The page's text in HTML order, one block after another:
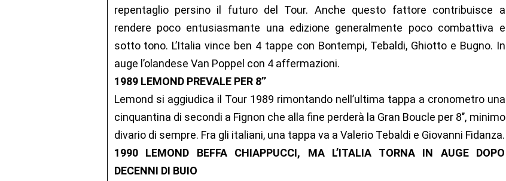
repentaglio persino il futuro del Tour. Anche questo fattore contribuisce a
rendere poco entusiasmante una edizione generalmente poco combattiva e
sotto tono. L’Italia vince ben 4 tappe con Bontempi, Tebaldi, Ghiotto e Bugno. In
auge l’olandese Van Poppel con 4 affermazioni.
1989 LEMOND PREVALE PER 8’’
Lemond si aggiudica il Tour 1989 rimontando nell’ultima tappa a cronometro una
cinquantina di secondi a Fignon che alla fine perderà la Gran Boucle per 8’’, minimo
divario di sempre. Fra gli italiani, una tappa va a Valerio Tebaldi e Giovanni Fidanza.
1990 LEMOND BEFFA CHIAPPUCCI, MA L’ITALIA TORNA IN AUGE DOPO
DECENNI DI BUIO